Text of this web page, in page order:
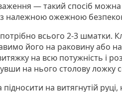
— такий спосіб можна
належною ожежною
всього 2-3 шматки.
його на раковину або на
на всю потужність і
на нього столову ложку
підносити на витягнутій